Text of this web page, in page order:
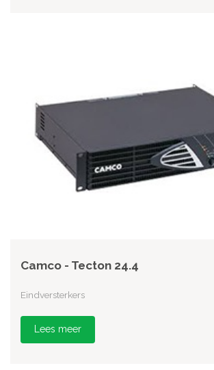
Camco - Tecton 24.4
Eindversterkers
Lees meer